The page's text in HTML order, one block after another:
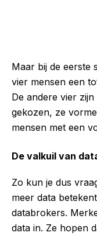
Maar bij de eerste
vier mensen een
De andere vier
gekozen, ze
mensen met een
De valkuil van
Zo kun je dus
meer data
databrokers.
data in. Ze hopen